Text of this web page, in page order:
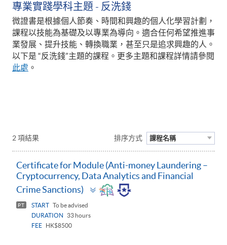
專業實踐學科主題 - 反洗錢
微證書是根據個人節奏、時間和興趣的個人化學習計劃，
課程以技能為基礎及以專業為導向。適合任何希望推進事
業發展、提升技能、轉換職業，甚至只是追求興趣的人。
以下是 “反洗錢”主題的課程。更多主題和課程詳情請參閱
此處 。
2 項結果 排序方式 課程名稱
Certificate for Module (Anti-money Laundering –
Cryptocurrency, Data Analytics and Financial
Crime Sanctions)
Toggle
panel
PT START To be advised
DURATION
33 hours
FEE
HK$8500